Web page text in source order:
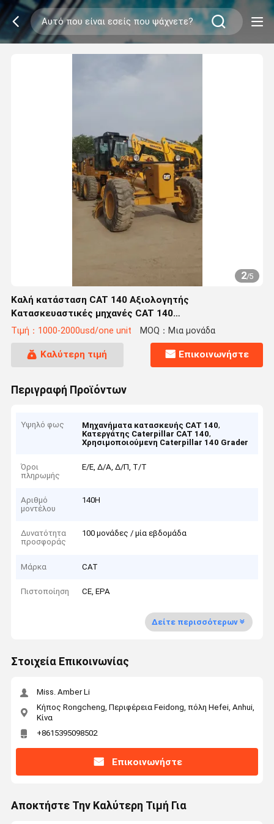
2/5
Καλή κατάσταση CAT 140 Αξιολογητής
Κατασκευαστικές μηχανές CAT 140
Χρησιμοποιούμενος Αξιολογητής σε απόθεμα
Τιμή：1000-2000usd/one unit MOQ：Μια μονάδα
Καλύτερη τιμή Επικοινωνήστε
Περιγραφή Προϊόντων
Υψηλό φως Μηχανήματα κατασκευής CAT 140,
Κατεργάτης Caterpillar CAT 140,
Χρησιμοποιούμενη Caterpillar 140 Grader
Όροι
πληρωμής
Ε/Ε, Δ/Α, Δ/Π, Τ/Τ
Αριθμό
μοντέλου
140H
Δυνατότητα
προσφοράς
100 μονάδες / μία εβδομάδα
Μάρκα CAT
Πιστοποίηση CE, EPA
Δείτε περισσότερων
Στοιχεία Επικοινωνίας
Miss. Amber Li
Κήπος Rongcheng, Περιφέρεια Feidong, πόλη Hefei, Anhui,
Κίνα
+8615395098502
Επικοινωνήστε
Αποκτήστε Την Καλύτερη Τιμή Για